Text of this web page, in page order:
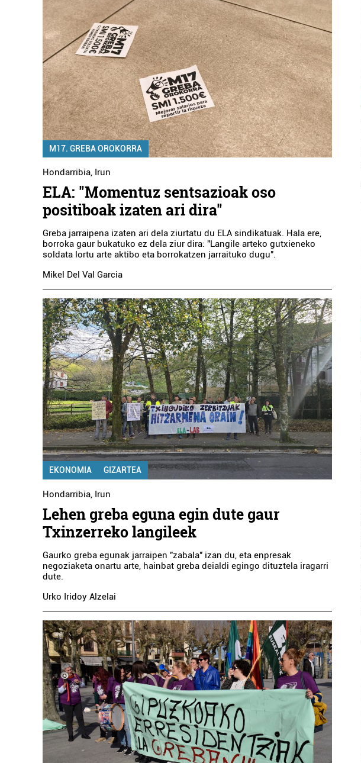
M17. GREBA OROKORRA
Hondarribia, Irun
ELA: "Momentuz sentsazioak oso
positiboak izaten ari dira"
Greba jarraipena izaten ari dela ziurtatu du ELA sindikatuak. Hala ere,
borroka gaur bukatuko ez dela ziur dira: "Langile arteko gutxieneko
soldata lortu arte aktibo eta borrokatzen jarraituko dugu".
Mikel Del Val Garcia
EKONOMIA GIZARTEA
Hondarribia, Irun
Lehen greba eguna egin dute gaur
Txinzerreko langileek
Gaurko greba egunak jarraipen "zabala" izan du, eta enpresak
negoziaketa onartu arte, hainbat greba deialdi egingo dituztela iragarri
dute.
Urko Iridoy Alzelai